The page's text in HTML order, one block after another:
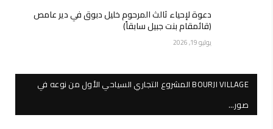
دعوة لإحياء ثالث المرحوم خليل دبوق في دير عامص
(قائمقام بنت جبيل سابقاً)
يوليو 19, 2026
BOURJI VILLAGE المشروع التجاري السياحي الأول من نوعه في
صور…